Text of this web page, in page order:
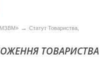
→ Статут Товариства,
ТОВАРИСТВА